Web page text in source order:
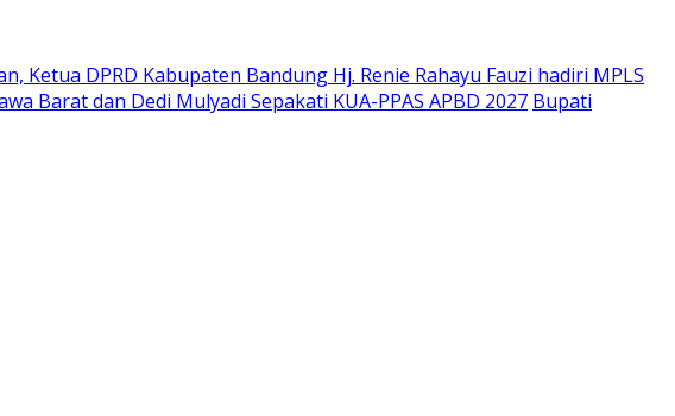
Ketua DPRD Kabupaten Bandung Hj. Renie Rahayu Fauzi hadiri MPLS
Barat dan Dedi Mulyadi Sepakati KUA-PPAS APBD 2027 Bupati